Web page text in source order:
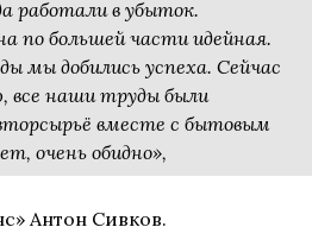
работали в убыток.
по большей части идейная.
мы добились успеха. Сейчас
все наши труды были
вместе с бытовым
очень обидно»,
Антон Сивков.